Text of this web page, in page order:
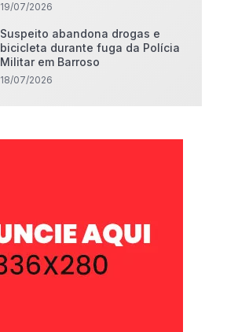
19/07/2026
Suspeito abandona drogas e
bicicleta durante fuga da Polícia
Militar em Barroso
18/07/2026